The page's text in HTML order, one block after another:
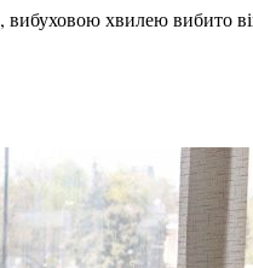
хвилею вибито